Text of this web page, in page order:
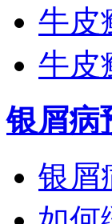
牛皮
牛皮
银屑病
银屑